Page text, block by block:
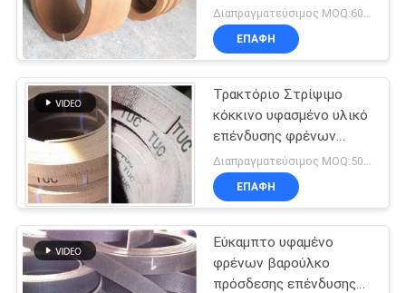
τις πετρελαιοπηγές
μηχανημάτων
κατασκευής
ΕΠΑΦΉ
Τρακτόριο Στρίψιμο
κόκκινο υφασμένο υλικό
επένδυσης φρένων
Συσκευή επένδυσης
φρένων Φρένο
ΕΠΑΦΉ
Εύκαμπτο υφαμένο
φρένων βαρούλκο
πρόσδεσης επένδυσης